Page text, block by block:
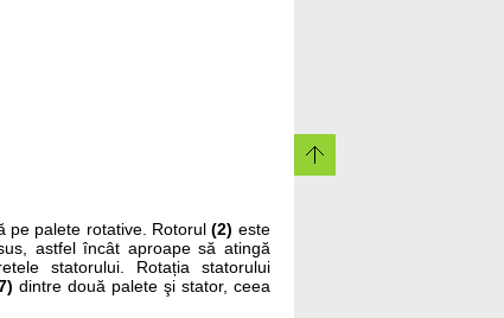
pe palete rotative. Rotorul(2) este
astfel încât aproape să atingă
statorului. Rotația statorului
dintre două palete şi stator, ceea